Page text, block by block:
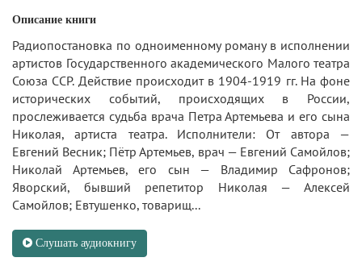
Описание книги
Радиопостановка по одноименному роману в исполнении
артистов Государственного академического Малого театра
Союза ССР. Действие происходит в 1904-1919 гг. На фоне
исторических событий, происходящих в России,
прослеживается судьба врача Петра Артемьева и его сына
Николая, артиста театра. Исполнители: От автора —
Евгений Весник; Пётр Артемьев, врач — Евгений Самойлов;
Николай Артемьев, его сын — Владимир Сафронов;
Яворский, бывший репетитор Николая — Алексей
Самойлов; Евтушенко, товарищ...
Слушать аудиокнигу